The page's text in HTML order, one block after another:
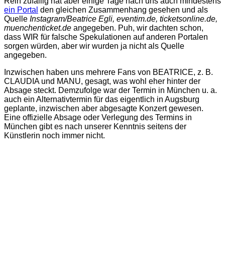
ein Portal den gleichen Zusammenhang gesehen und als
Quelle Instagram/Beatrice Egli, eventim.de, ticketsonline.de,
muenchenticket.de angegeben. Puh, wir dachten schon,
dass WIR für falsche Spekulationen auf anderen Portalen
sorgen würden, aber wir wurden ja nicht als Quelle
angegeben.
Inzwischen haben uns mehrere Fans von BEATRICE, z. B.
CLAUDIA und MANU, gesagt, was wohl eher hinter der
Absage steckt. Demzufolge war der Termin in München u. a.
auch ein Alternativtermin für das eigentlich in Augsburg
geplante, inzwischen aber abgesagte Konzert gewesen.
Eine offizielle Absage oder Verlegung des Termins in
München gibt es nach unserer Kenntnis seitens der
Künstlerin noch immer nicht.